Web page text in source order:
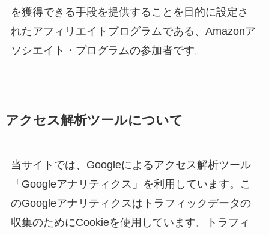
を獲得できる手段を提供することを目的に設定さ
れたアフィリエイトプログラムである、Amazonア
ソシエイト・プログラムの参加者です。
アクセス解析ツールについて
当サイトでは、Googleによるアクセス解析ツール
「Googleアナリティクス」を利用しています。こ
のGoogleアナリティクスはトラフィックデータの
収集のためにCookieを使用しています。トラフィ